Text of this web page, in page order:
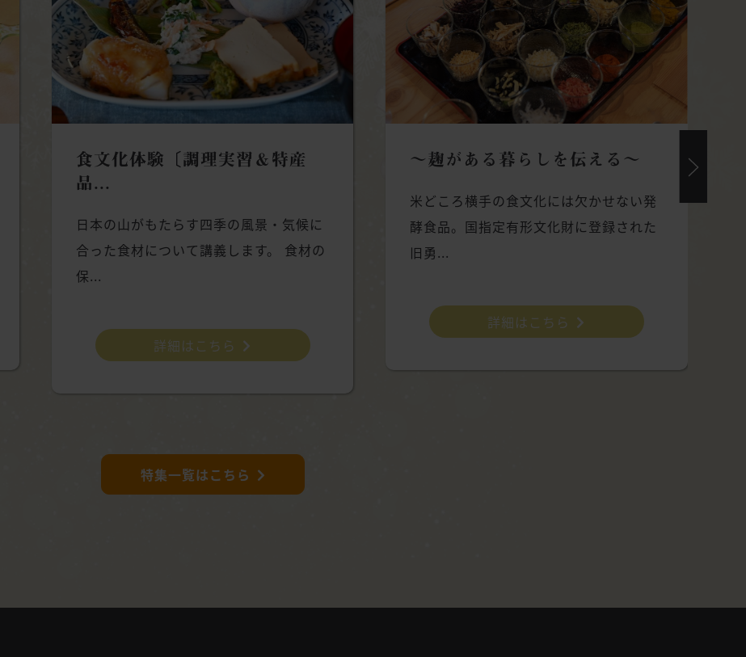
食文化体験〔調理実習＆特産
品...
日本の山がもたらす四季の風景・気候に
合った食材について講義します。 食材の
保...
詳細はこちら
～麹がある暮らしを伝える～
米どころ横手の食文化には欠かせない発
酵食品。国指定有形文化財に登録された
旧勇...
詳細はこちら
特集一覧はこちら